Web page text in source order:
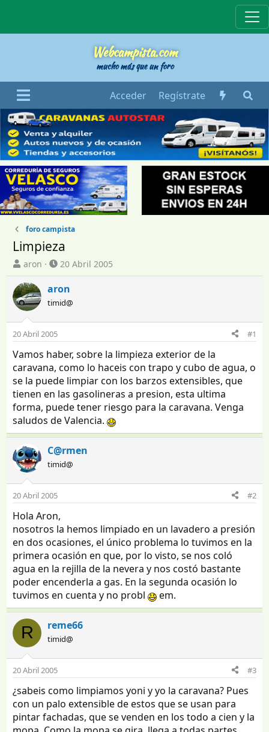
Webcampista.com
mucho más que un foro
Acceder Regístrate
foro campista
Limpieza
I
n
i
c
i
a
d
o
r
d
e
t
e
m
a
aron
F
e
c
h
a
d
i
n
i
c
o
20 Abril 2005
aron
timid@
20 Abril 2005 #1
Vamos haber, sobre la limpieza exterior de la
caravana, como lo haceis con trapo y cubo de agua, o
se la puede limpiar con los barzos extensibles, que
tienen en las gasolineras a presion, esta ultima
forma, puede tener riesgo para la caravana. Venga
saludos de Valencia.
C@rmen
timid@
20 Abril 2005 #2
Hola Aron,
nosotros la hemos limpiado en un lavadero a presión
en dos ocasiones, el único problema lo tuvimos en la
primera ocasión en que, por lo visto, se nos coló
agua en la rejilla de la nevera y nos costó bastante
poder encenderla a gas. En la segunda ocasión lo
tuvimos en cuenta y no probl
em.
R reme66
timid@
20 Abril 2005 #3
¿sabeis como limpiamos yoni y yo la caravana? Pues
con un palo extensible de estos que se usan para
pintar fachadas, que se venden en los todo a cien y la